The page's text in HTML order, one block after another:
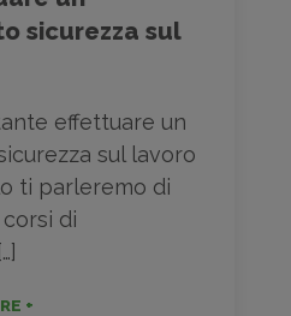
sicurezza sul
effettuare un
sul lavoro
ti parleremo di
di
+